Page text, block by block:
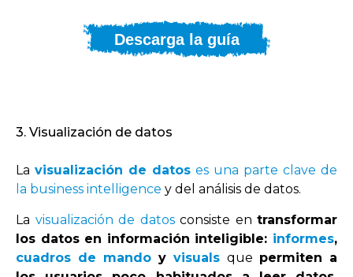
Descarga la guía
3. Visualización de datos
La visualización de datos es una parte clave de
la business intelligence y del análisis de datos.
La visualización de datos consiste en transformar
los datos en información inteligible: informes,
cuadros de mando y visuals que permiten a